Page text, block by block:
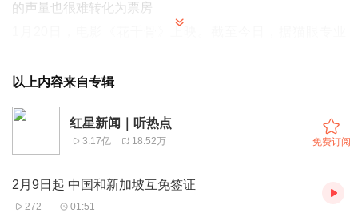
的声量也很难转化为票房
可谓惨淡。电影导演和制片人相继致歉、发声，导演表示对
不住制片人和团队伙伴，制片人则大谈电影拍摄时的不易，
导演和制片人都期待有更多观众能够走进电影院支持电影、
检验电影。
影版《花千骨》票房如此惨淡，确实出乎很多人的意料。毕
竟2015年由霍建华、赵丽颖领衔主演的剧版《花千骨》是
以上内容来自专辑
红星新闻｜听热点
3.17亿 18.52万 免费订阅
2月9日起 中国和新加坡互免签证
272 01:51